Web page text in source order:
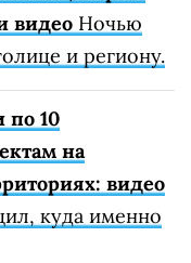
видео Ночью
и региону.
по 10
на
видео
куда именно